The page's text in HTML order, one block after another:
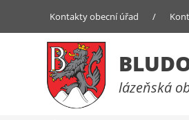
Kontakty obecní úřad /
lázeňská